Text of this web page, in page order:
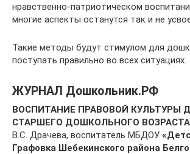
нравственно-патриотическом
многие аспекты останутся так и не
Такие методы будут стимулом для
поступать правильно во всех ситуациях.
ЖУРНАЛ Дошкольник.РФ
ВОСПИТАНИЕ ПРАВОВОЙ КУЛЬТУРЫ
СТАРШЕГО ДОШКОЛЬНОГО ВОЗРАСТА
В.С. Драчева, воспитатель МБДОУ
Графовка Шебекинского района